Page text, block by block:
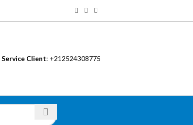
Service Client: +212524308775